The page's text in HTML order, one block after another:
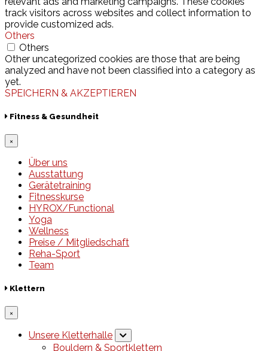
track visitors across websites and collect information to
provide customized ads.
Others
Others
Other uncategorized cookies are those that are being
analyzed and have not been classified into a category as
yet.
SPEICHERN & AKZEPTIEREN
Fitness & Gesundheit
×
Über uns
Ausstattung
Gerätetraining
Fitnesskurse
HYROX/Functional
Yoga
Wellness
Preise / Mitgliedschaft
Reha-Sport
Team
Klettern
×
Unsere Kletterhalle
Bouldern & Sportklettern